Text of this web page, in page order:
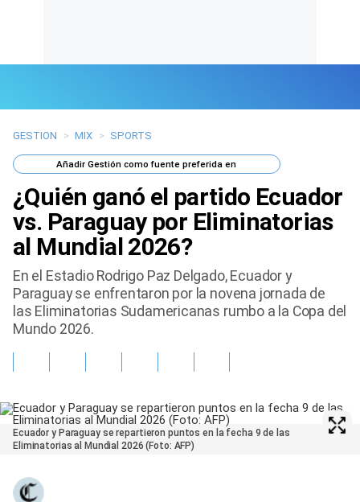
Últimas Noticias
Mi Bolsillo
Respuestas
Gente
Vida Laboral
Tendencias Mix
GESTION > MIX > SPORTS
AñadirGestión como fuente preferida en
¿Quién ganó el partido Ecuador
vs. Paraguay por Eliminatorias
al Mundial 2026?
En el Estadio Rodrigo Paz Delgado, Ecuador y
Paraguay se enfrentaron por la novena jornada de
las Eliminatorias Sudamericanas rumbo a la Copa del
Mundo 2026.
Ecuador y Paraguay se repartieron puntos en la fecha 9 de las
Eliminatorias al Mundial 2026 (Foto: AFP)